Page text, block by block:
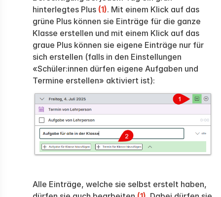
hinterlegtes Plus (1). Mit einem Klick auf das
grüne Plus können sie Einträge für die ganze
Klasse erstellen und mit einem Klick auf das
graue Plus können sie eigene Einträge nur für
sich erstellen (falls in den Einstellungen
«Schüler:innen dürfen eigene Aufgaben und
Termine erstellen» aktiviert ist):
Alle Einträge, welche sie selbst erstelt haben,